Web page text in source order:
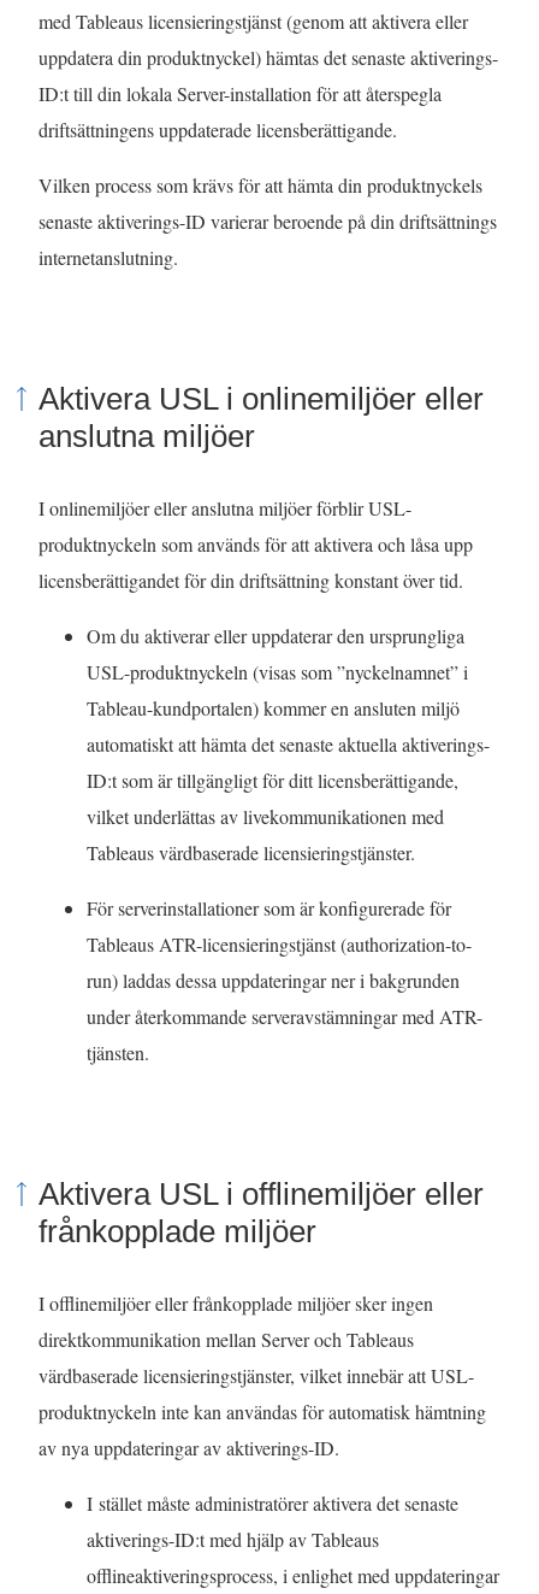
med Tableaus licensieringstjänst (genom att aktivera eller
uppdatera din produktnyckel) hämtas det senaste aktiverings-
ID:t till din lokala Server-installation för att återspegla
driftsättningens uppdaterade licensberättigande.
Vilken process som krävs för att hämta din produktnyckels
senaste aktiverings-ID varierar beroende på din driftsättnings
internetanslutning.
Aktivera USL i onlinemiljöer eller
anslutna miljöer
I onlinemiljöer eller anslutna miljöer förblir USL-
produktnyckeln som används för att aktivera och låsa upp
licensberättigandet för din driftsättning konstant över tid.
Om du aktiverar eller uppdaterar den ursprungliga
USL-produktnyckeln (visas som ”nyckelnamnet” i
Tableau-kundportalen) kommer en ansluten miljö
automatiskt att hämta det senaste aktuella aktiverings-
ID:t som är tillgängligt för ditt licensberättigande,
vilket underlättas av livekommunikationen med
Tableaus värdbaserade licensieringstjänster.
För serverinstallationer som är konfigurerade för
Tableaus ATR-licensieringstjänst (authorization-to-
run) laddas dessa uppdateringar ner i bakgrunden
under återkommande serveravstämningar med ATR-
tjänsten.
Aktivera USL i offlinemiljöer eller
frånkopplade miljöer
I offlinemiljöer eller frånkopplade miljöer sker ingen
direktkommunikation mellan Server och Tableaus
värdbaserade licensieringstjänster, vilket innebär att USL-
produktnyckeln inte kan användas för automatisk hämtning
av nya uppdateringar av aktiverings-ID.
I stället måste administratörer aktivera det senaste
aktiverings-ID:t med hjälp av Tableaus
offlineaktiveringsprocess, i enlighet med uppdateringar